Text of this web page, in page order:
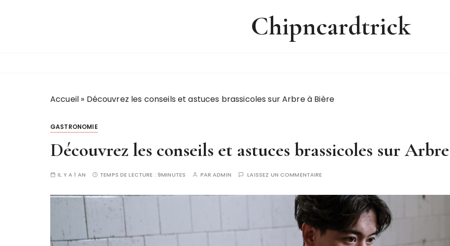
Chipncardtrick
Accueil » Découvrez les conseils et astuces brassicoles sur Arbre à Bière
GASTRONOMIE
Découvrez les conseils et astuces brassicoles sur
IL Y A 1 AN TEMPS DE LECTURE : 9MINUTES PARADMIN LAISSEZ UN COMMENTAIRE